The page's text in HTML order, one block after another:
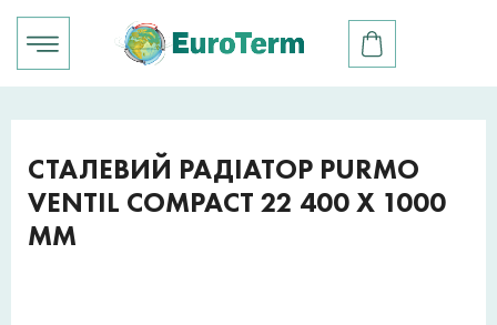
СТАЛЕВИЙ РАДІАТОР PURMO
VENTIL COMPACT 22 400 X 1000
ММ